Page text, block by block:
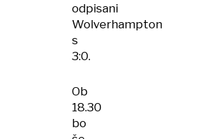
odpisani
Wolverhampton
s
3:0.
Ob
18.30
bo